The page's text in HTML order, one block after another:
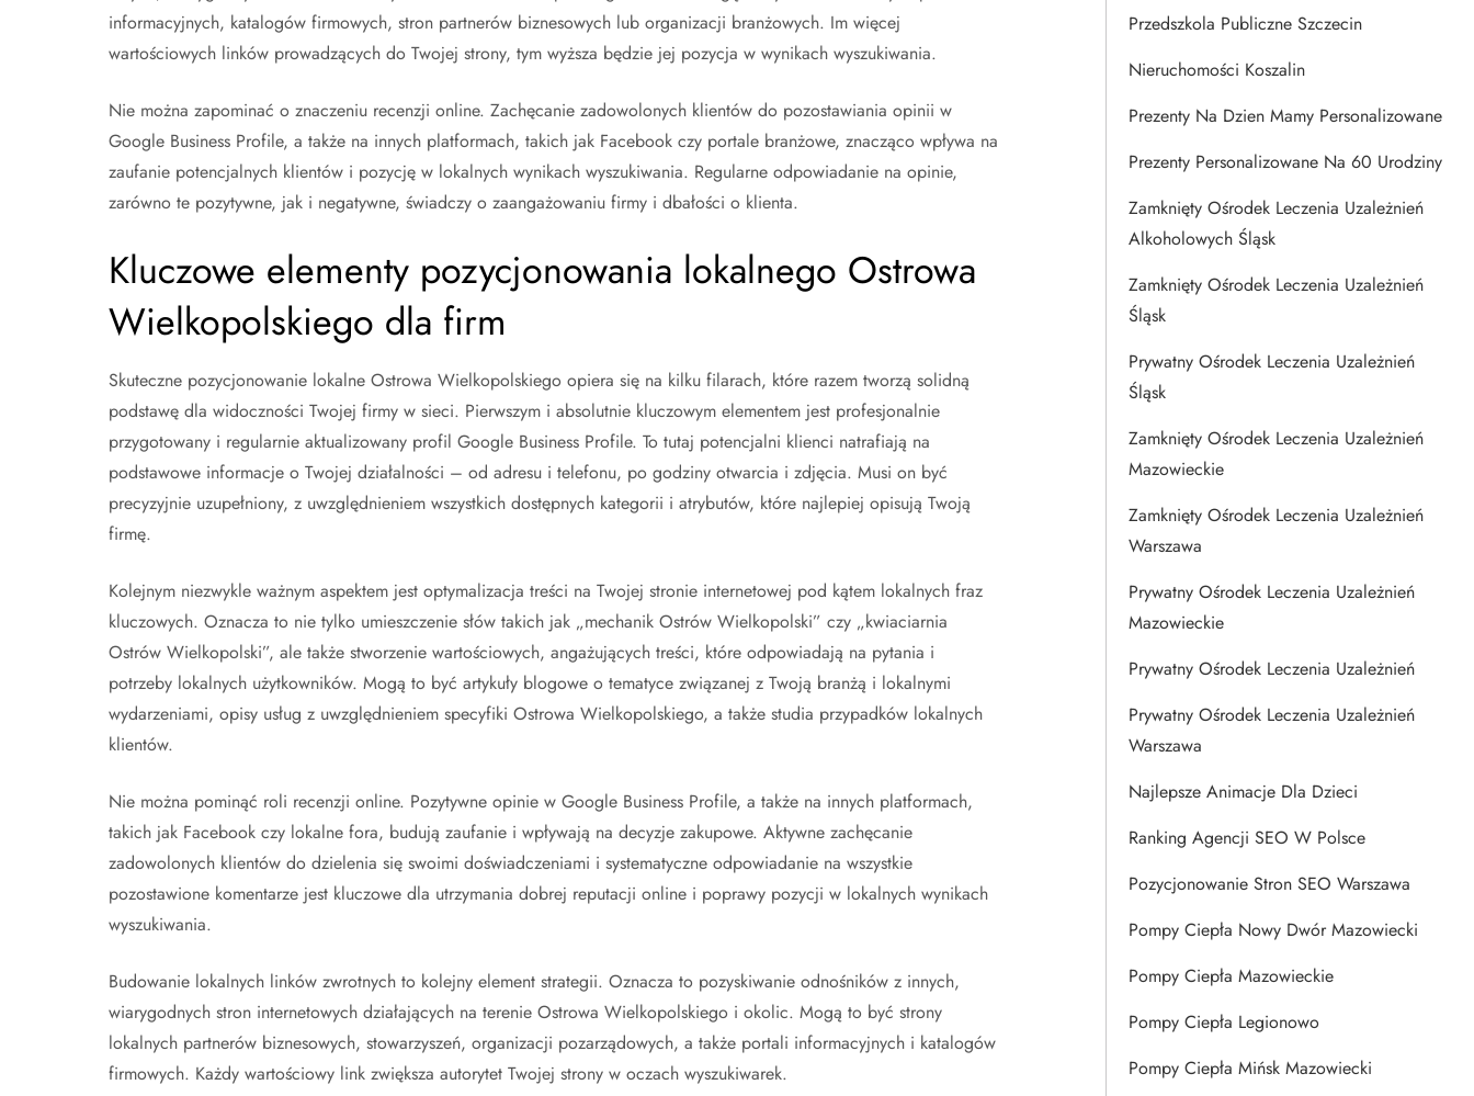
informacyjnych, katalogów firmowych, stron partnerów biznesowych lub organizacji branżowych. Im więcej
wartościowych linków prowadzących do Twojej strony, tym wyższa będzie jej pozycja w wynikach wyszukiwania.
Nie można zapominać o znaczeniu recenzji online. Zachęcanie zadowolonych klientów do pozostawiania opinii w
Google Business Profile, a także na innych platformach, takich jak Facebook czy portale branżowe, znacząco wpływa na
zaufanie potencjalnych klientów i pozycję w lokalnych wynikach wyszukiwania. Regularne odpowiadanie na opinie,
zarówno te pozytywne, jak i negatywne, świadczy o zaangażowaniu firmy i dbałości o klienta.
Kluczowe elementy pozycjonowania lokalnego Ostrowa
Wielkopolskiego dla firm
Skuteczne pozycjonowanie lokalne Ostrowa Wielkopolskiego opiera się na kilku filarach, które razem tworzą solidną
podstawę dla widoczności Twojej firmy w sieci. Pierwszym i absolutnie kluczowym elementem jest profesjonalnie
przygotowany i regularnie aktualizowany profil Google Business Profile. To tutaj potencjalni klienci natrafiają na
podstawowe informacje o Twojej działalności – od adresu i telefonu, po godziny otwarcia i zdjęcia. Musi on być
precyzyjnie uzupełniony, z uwzględnieniem wszystkich dostępnych kategorii i atrybutów, które najlepiej opisują Twoją
firmę.
Kolejnym niezwykle ważnym aspektem jest optymalizacja treści na Twojej stronie internetowej pod kątem lokalnych fraz
kluczowych. Oznacza to nie tylko umieszczenie słów takich jak „mechanik Ostrów Wielkopolski” czy „kwiaciarnia
Ostrów Wielkopolski”, ale także stworzenie wartościowych, angażujących treści, które odpowiadają na pytania i
potrzeby lokalnych użytkowników. Mogą to być artykuły blogowe o tematyce związanej z Twoją branżą i lokalnymi
wydarzeniami, opisy usług z uwzględnieniem specyfiki Ostrowa Wielkopolskiego, a także studia przypadków lokalnych
klientów.
Nie można pominąć roli recenzji online. Pozytywne opinie w Google Business Profile, a także na innych platformach,
takich jak Facebook czy lokalne fora, budują zaufanie i wpływają na decyzje zakupowe. Aktywne zachęcanie
zadowolonych klientów do dzielenia się swoimi doświadczeniami i systematyczne odpowiadanie na wszystkie
pozostawione komentarze jest kluczowe dla utrzymania dobrej reputacji online i poprawy pozycji w lokalnych wynikach
wyszukiwania.
Budowanie lokalnych linków zwrotnych to kolejny element strategii. Oznacza to pozyskiwanie odnośników z innych,
wiarygodnych stron internetowych działających na terenie Ostrowa Wielkopolskiego i okolic. Mogą to być strony
lokalnych partnerów biznesowych, stowarzyszeń, organizacji pozarządowych, a także portali informacyjnych i katalogów
firmowych. Każdy wartościowy link zwiększa autorytet Twojej strony w oczach wyszukiwarek.
Przedszkola Publiczne Szczecin
Nieruchomości Koszalin
Prezenty Na Dzien Mamy Personalizowane
Prezenty Personalizowane Na 60 Urodziny
Zamknięty Ośrodek Leczenia Uzależnień
Alkoholowych Śląsk
Zamknięty Ośrodek Leczenia Uzależnień
Śląsk
Prywatny Ośrodek Leczenia Uzależnień
Śląsk
Zamknięty Ośrodek Leczenia Uzależnień
Mazowieckie
Zamknięty Ośrodek Leczenia Uzależnień
Warszawa
Prywatny Ośrodek Leczenia Uzależnień
Mazowieckie
Prywatny Ośrodek Leczenia Uzależnień
Prywatny Ośrodek Leczenia Uzależnień
Warszawa
Najlepsze Animacje Dla Dzieci
Ranking Agencji SEO W Polsce
Pozycjonowanie Stron SEO Warszawa
Pompy Ciepła Nowy Dwór Mazowiecki
Pompy Ciepła Mazowieckie
Pompy Ciepła Legionowo
Pompy Ciepła Mińsk Mazowiecki